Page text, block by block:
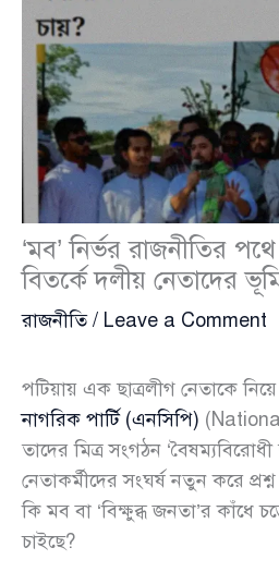
‘মব’ নির্ভর রাজনীতির
বিতর্কে দলীয় নেতাদের
রাজনীতি/ Leave a Comment
পটিয়ায় এক ছাত্রলীগ নেতাকে
নাগরিক পার্টি (এনসিপি)
তাদের মিত্র সংগঠন
নেতাকর্মীদের সংঘর্ষ নতুন করে
কি মব বা ‘বিক্ষুব্ধ জনতা’র কাঁধে
চাইছে?